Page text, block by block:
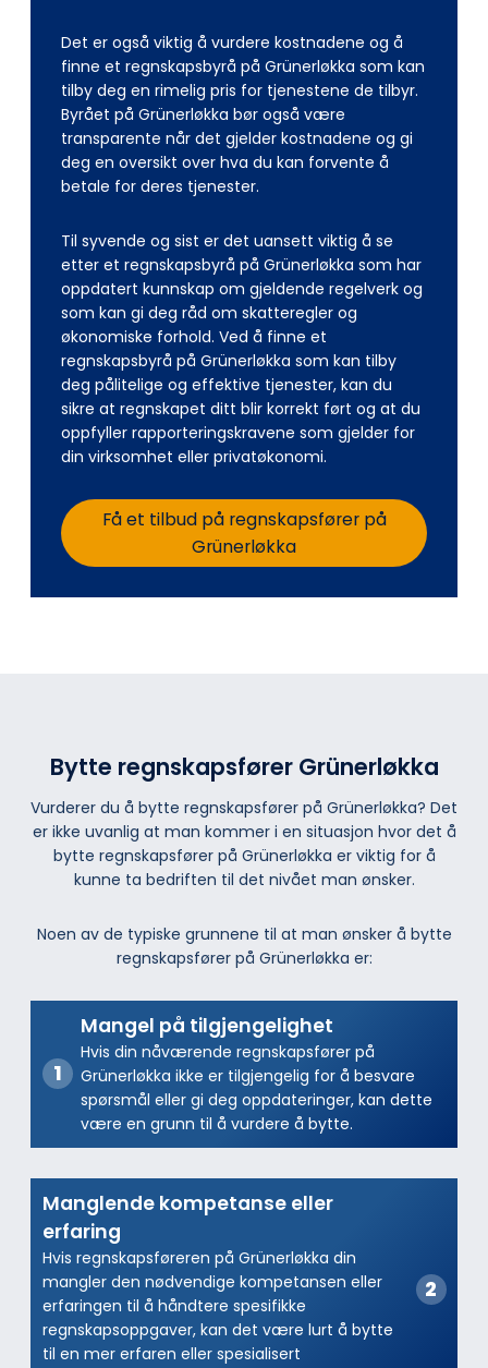
Det er også viktig å vurdere kostnadene og å
finne et regnskapsbyrå på Grünerløkka som kan
tilby deg en rimelig pris for tjenestene de tilbyr.
Byrået på Grünerløkka bør også være
transparente når det gjelder kostnadene og gi
deg en oversikt over hva du kan forvente å
betale for deres tjenester.
Til syvende og sist er det uansett viktig å se
etter et regnskapsbyrå på Grünerløkka som har
oppdatert kunnskap om gjeldende regelverk og
som kan gi deg råd om skatteregler og
økonomiske forhold. Ved å finne et
regnskapsbyrå på Grünerløkka som kan tilby
deg pålitelige og effektive tjenester, kan du
sikre at regnskapet ditt blir korrekt ført og at du
oppfyller rapporteringskravene som gjelder for
din virksomhet eller privatøkonomi.
Få et tilbud på regnskapsfører på
Grünerløkka
Bytte regnskapsfører Grünerløkka
Vurderer du å bytte regnskapsfører på Grünerløkka? Det
er ikke uvanlig at man kommer i en situasjon hvor det å
bytte regnskapsfører på Grünerløkka er viktig for å
kunne ta bedriften til det nivået man ønsker.
Noen av de typiske grunnene til at man ønsker å bytte
regnskapsfører på Grünerløkka er:
Mangel på tilgjengelighet
Hvis din nåværende regnskapsfører på
Grünerløkka ikke er tilgjengelig for å besvare
spørsmål eller gi deg oppdateringer, kan dette
være en grunn til å vurdere å bytte.
Manglende kompetanse eller
erfaring
Hvis regnskapsføreren på Grünerløkka din
mangler den nødvendige kompetansen eller
erfaringen til å håndtere spesifikke
regnskapsoppgaver, kan det være lurt å bytte
til en mer erfaren eller spesialisert